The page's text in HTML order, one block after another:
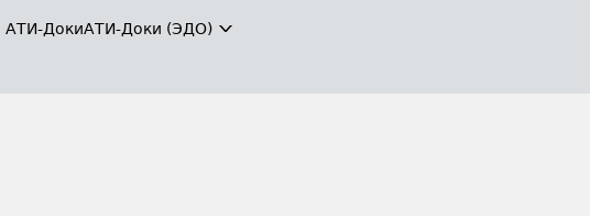
АТИ-ДокиАТИ-Доки (ЭДО)